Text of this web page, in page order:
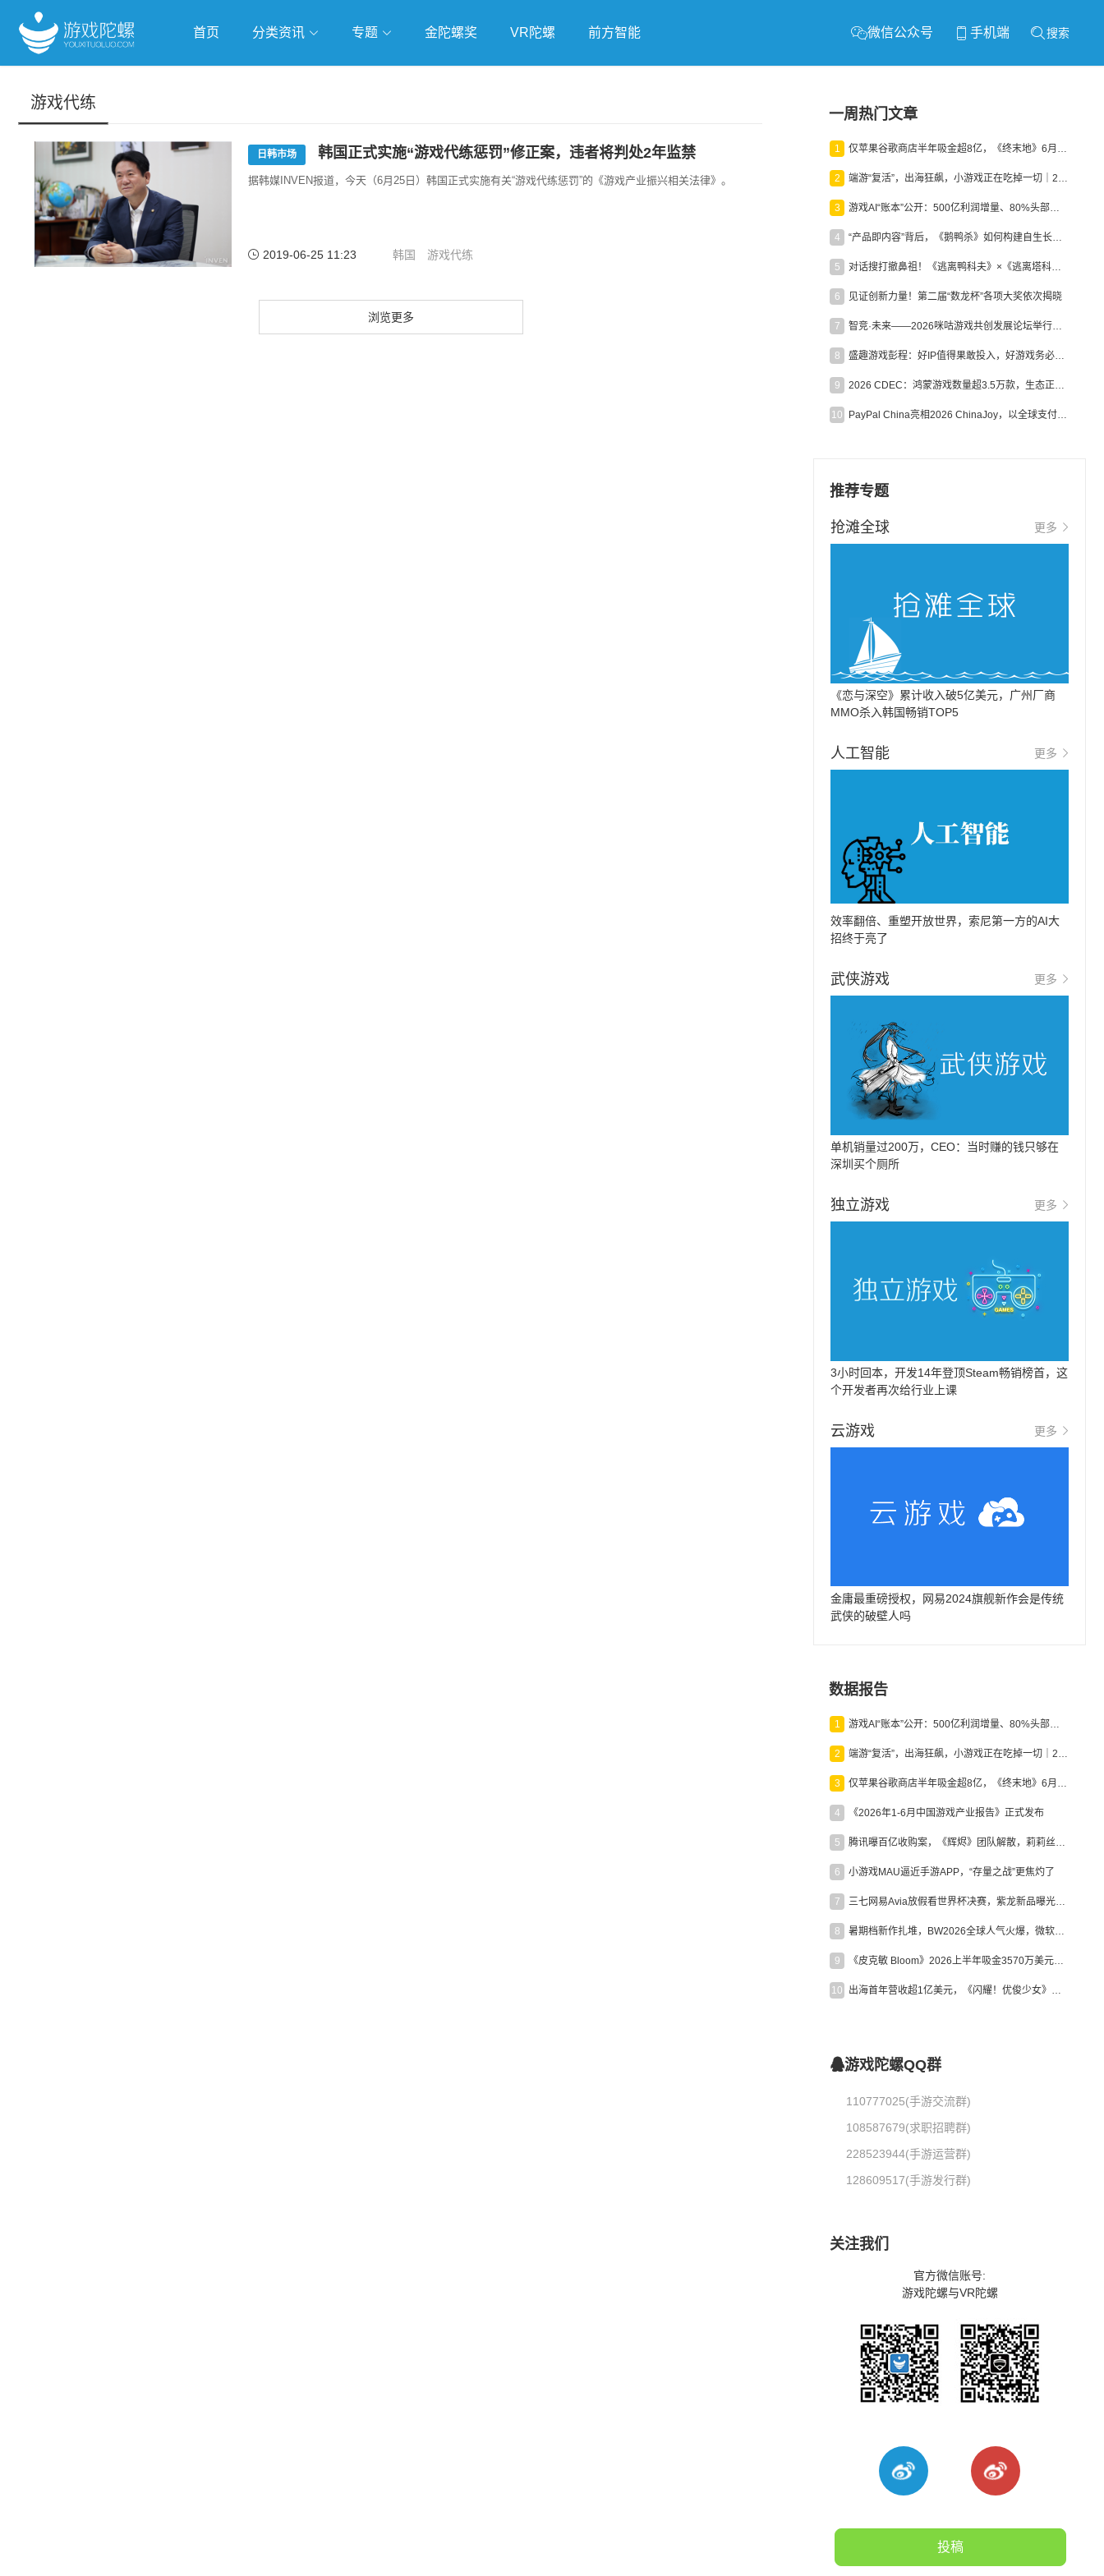
首页 分类资讯 专题 金陀螺奖 VR陀螺 前方智能 微信公众号 手机端 搜索
游戏代练
日韩市场 韩国正式实施“游戏代练惩罚”修正案，违者将判处2年监禁
据韩媒INVEN报道，今天（6月25日）韩国正式实施有关“游戏代练惩罚”的《游戏产业振兴相关法律》。
2019-06-25 11:23 韩国 游戏代练
浏览更多
一周热门文章
1 仅苹果谷歌商店半年吸金超8亿，《终末地》6月份收入显著回暖
2 端游“复活”，出海狂飙，小游戏正在吃掉一切｜2026上半年产业报告
3 游戏AI“账本”公开：500亿利润增量、80%头部入局，谁在闷声发财？
4 “产品即内容”背后，《鹅鸭杀》如何构建自生长生态？
5 对话搜打撤鼻祖！《逃离鸭科夫》×《逃离塔科夫》官方线下沙龙落幕
6 见证创新力量！第二届“数龙杯”各项大奖依次揭晓
7 智竞·未来——2026咪咕游戏共创发展论坛举行：聚力精品内容、AI创作与电竞生态，共建高品质益智健康游戏社区
8 盛趣游戏彭程：好IP值得果敢投入，好游戏务必长效经营
9 2026 CDEC：鸿蒙游戏数量超3.5万款，生态正循环加速产业高质量发展
10 PayPal China亮相2026 ChinaJoy，以全球支付能力助力中国游戏企业深化全球运营
推荐专题
抢滩全球 更多
《恋与深空》累计收入破5亿美元，广州厂商
MMO杀入韩国畅销TOP5
人工智能 更多
效率翻倍、重塑开放世界，索尼第一方的AI大
招终于亮了
武侠游戏 更多
单机销量过200万，CEO：当时赚的钱只够在
深圳买个厕所
独立游戏 更多
3小时回本，开发14年登顶Steam畅销榜首，这
个开发者再次给行业上课
云游戏 更多
金庸最重磅授权，网易2024旗舰新作会是传统
武侠的破壁人吗
数据报告
1 游戏AI“账本”公开：500亿利润增量、80%头部入局，谁在闷声发财？
2 端游“复活”，出海狂飙，小游戏正在吃掉一切｜2026上半年产业报告
3 仅苹果谷歌商店半年吸金超8亿，《终末地》6月份收入显著回暖
4 《2026年1-6月中国游戏产业报告》正式发布
5 腾讯曝百亿收购案，《辉烬》团队解散，莉莉丝新作曝光｜陀螺周报
6 小游戏MAU逼近手游APP，“存量之战”更焦灼了
7 三七网易Avia放假看世界杯决赛，紫龙新品曝光，米哈游新作上线 | 陀螺周报
8 暑期档新作扎堆，BW2026全球人气火爆，微软XBOX大裁员|陀螺周报
9 《皮克敏 Bloom》2026上半年吸金3570万美元，中国台湾成最大市场
10 出海首年营收超1亿美元，《闪耀！优俊少女》美国市场占比达七成
游戏陀螺QQ群
110777025(手游交流群)
108587679(求职招聘群)
228523944(手游运营群)
128609517(手游发行群)
关注我们
官方微信账号:
游戏陀螺与VR陀螺
投稿